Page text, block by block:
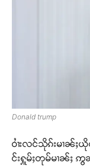
Donald trump
ဝၢႆးလင်သိုၵ်းမၢၼ်ႈယို
င်းႁူမ်ႈတုမ်မၢၼ်ႈ